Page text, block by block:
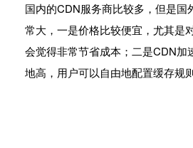
国内的CDN服务商比较多，但是国
常大，一是价格比较便宜，尤其是
会觉得非常节省成本；二是CDN加
地高，用户可以自由地配置缓存